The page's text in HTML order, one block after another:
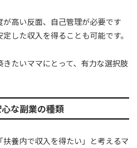
が高い反面、自己管理が必要です
した収入を得ることも可能です。
たいママにとって、有力な選択肢
な副業の種類
養内で収入を得たい」と考えるマ